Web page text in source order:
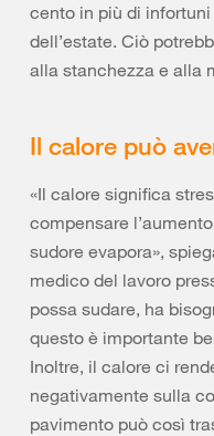
cento in più di
dell’estate. Ciò
alla stanchezza e alla
Il calore può
«Il calore significa
compensare
sudore evapora»,
medico del lavoro
possa sudare, ha
questo è importante
Inoltre, il calore ci
negativamente sulla
pavimento può così